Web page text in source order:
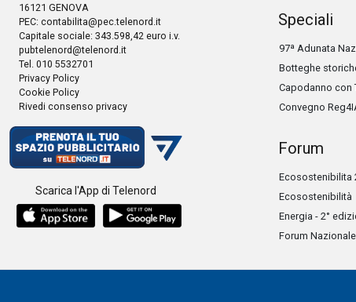
16121 GENOVA
PEC: contabilita@pec.telenord.it
Capitale sociale: 343.598,42 euro i.v.
pubtelenord@telenord.it
Tel. 010 5532701
Privacy Policy
Cookie Policy
Rivedi consenso privacy
Scarica l'App di Telenord
Speciali
97ª Adunata
Botteghe
Capodanno con
Convegno
Forum
Ecosostenibilita
Ecosostenibilità
Energia - 2°
Forum